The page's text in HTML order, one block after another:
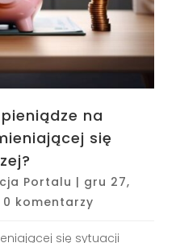
na
się
Portalu | gru 27,
0 komentarzy
się sytuacji